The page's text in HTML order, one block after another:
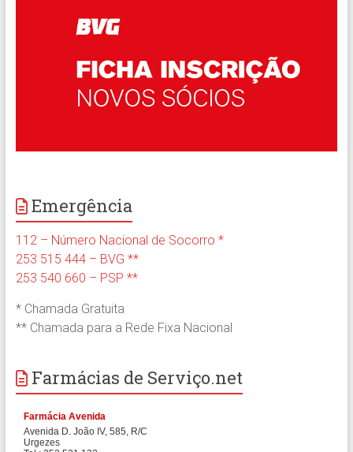
Emergência
112 – Número Nacional de Socorro *
253 515 444 – BVG **
253 540 660 – PSP **
* Chamada Gratuita
** Chamada para a Rede Fixa Nacional
Farmácias de Serviço.net